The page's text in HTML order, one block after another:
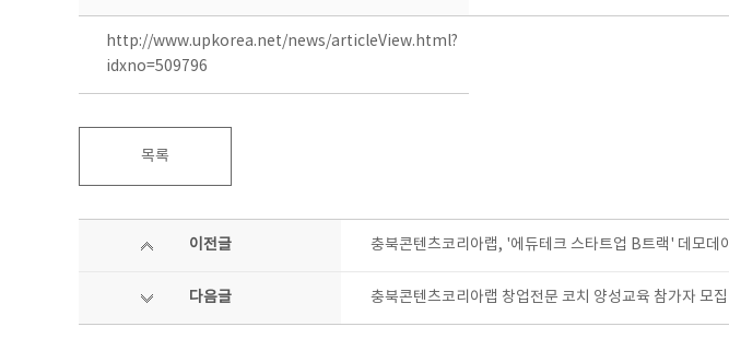
http://www.upkorea.net/news/articleView.html?
idxno=509796
목록
이전글 충북콘텐츠코리아랩, '에듀테크 스타트업 B트랙' 데모데이
다음글 충북콘텐츠코리아랩 창업전문 코치 양성교육 참가자 모집